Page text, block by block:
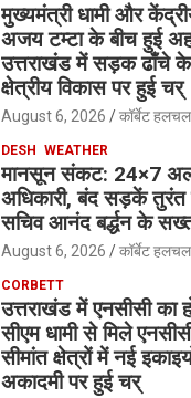
मुख्यमंत्री धामी और
अजय टम्टा के बीच हुई
उत्तराखंड में सड़क ढाँचे के
क्षेत्रीय विकास पर हुई चर्
August 6, 2026 कॉर्बेट हलचल
DESH WEATHER
मानसून संकट: 24×7
अधिकारी, बंद सड़कें
सचिव आनंद बर्द्धन के
August 6, 2026 कॉर्बेट हलचल
CORBETT
उत्तराखंड में एनसीसी का
सीएम धामी से मिले
सीमांत क्षेत्रों में नई
अकादमी पर हुई चर्